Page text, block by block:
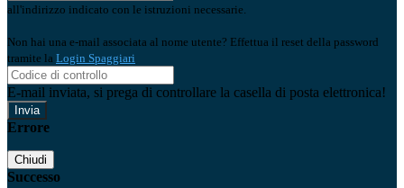
all'indirizzo indicato con le istruzioni necessarie.
Non hai una e-mail associata al nome utente? Effettua il reset della password
tramite la Login Spaggiari
E-mail inviata, si prega di controllare la casella di posta elettronica!
Errore
Chiudi
Successo